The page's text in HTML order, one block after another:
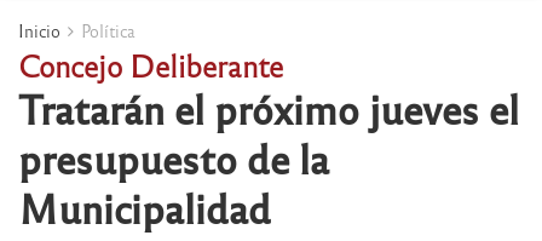
Inicio Política
Concejo Deliberante
Tratarán el próximo jueves el
presupuesto de la
Municipalidad